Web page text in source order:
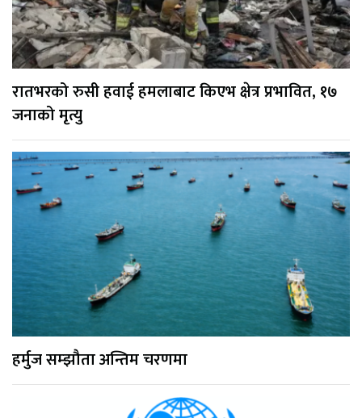
रातभरको रुसी हवाई हमलाबाट किएभ क्षेत्र प्रभावित, १७
जनाको मृत्यु
हर्मुज सम्झौता अन्तिम चरणमा